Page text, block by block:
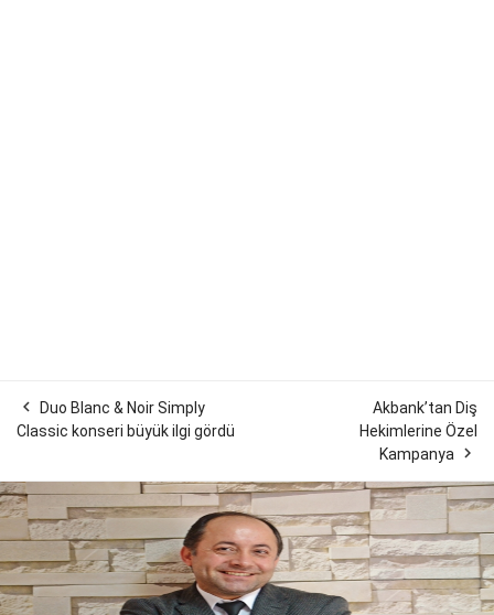
YAPIMCI İHSAN TAŞ’TAN ANLAMLI PROJE
Ödüllü yapımcı ve yönetmen İhsan Taş, dizi ve sinema
sektöründe bir ilk olacak olan “Yeşil Set” projesini hayata
geçirmek için kolları sıvadı. Proje, çekimlerde geri
dönüştürülebilir malzeme kullanımı, enerji tasarrufu...